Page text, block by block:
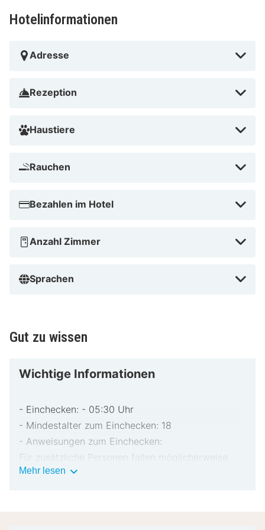
Hotelinformationen
Adresse
Rezeption
Haustiere
Rauchen
Bezahlen im Hotel
Anzahl Zimmer
Sprachen
Gut zu wissen
Wichtige Informationen
- Einchecken: - 05:30 Uhr
- Mindestalter zum Einchecken: 18
- Anweisungen zum Einchecken:
Für zusätzliche Personen fallen möglicherweise
Gebühren an, die abhängig von den Bestimmungen
Mehr lesen Wichtige